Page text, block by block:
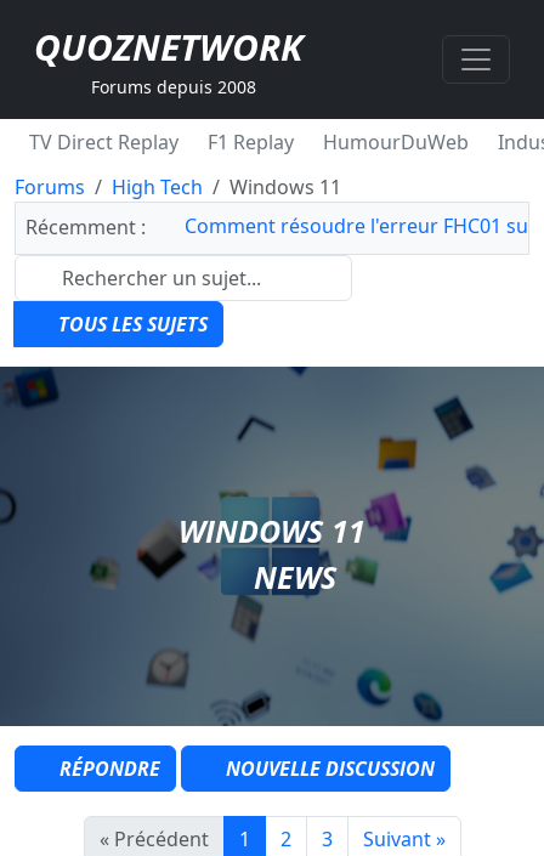
QUOZNETWORK
Forums depuis 2008
TV Direct Replay F1 Replay HumourDuWeb
Forums
High Tech
Windows 11
Récemment :
Comment résoudre l'erreur FHC01 sur
TOUS LES SUJETS
WINDOWS 11
NEWS
RÉPONDRE NOUVELLE DISCUSSION
« Précédent 1 2 3 Suivant »